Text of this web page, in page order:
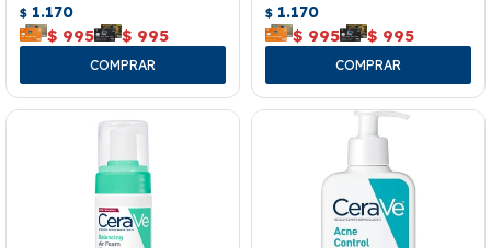
$ 1.170
$ 995 $ 995
$ 1.170
$ 995 $ 995